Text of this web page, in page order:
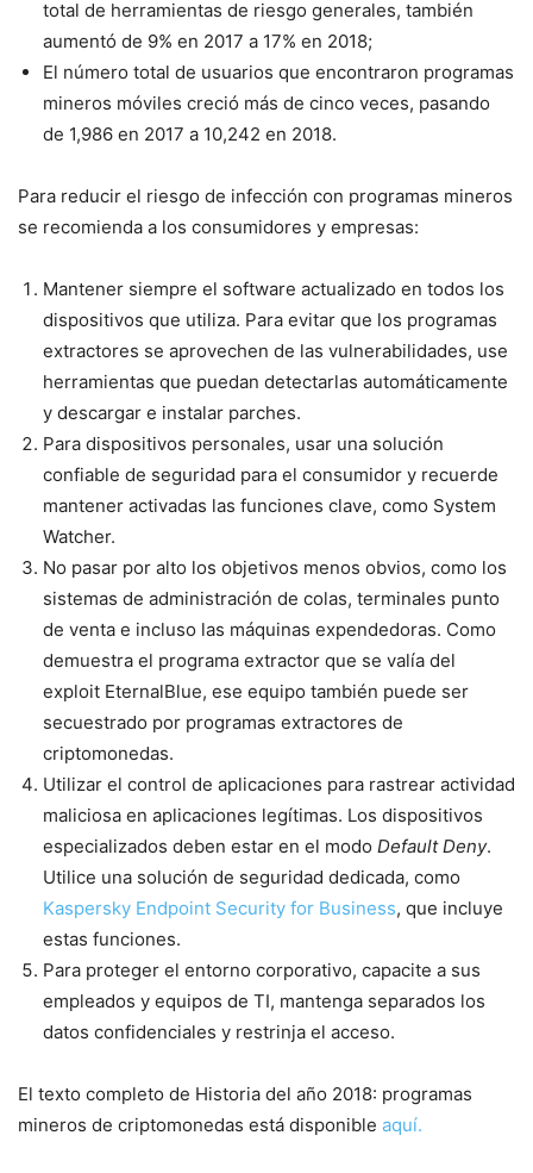
total de herramientas de riesgo generales, también
aumentó de 9% en 2017 a 17% en 2018;
El número total de usuarios que encontraron programas
mineros móviles creció más de cinco veces, pasando
de 1,986 en 2017 a 10,242 en 2018.
Para reducir el riesgo de infección con programas mineros
se recomienda a los consumidores y empresas:
Mantener siempre el software actualizado en todos los
dispositivos que utiliza. Para evitar que los programas
extractores se aprovechen de las vulnerabilidades, use
herramientas que puedan detectarlas automáticamente
y descargar e instalar parches.
Para dispositivos personales, usar una solución
confiable de seguridad para el consumidor y recuerde
mantener activadas las funciones clave, como System
Watcher.
No pasar por alto los objetivos menos obvios, como los
sistemas de administración de colas, terminales punto
de venta e incluso las máquinas expendedoras. Como
demuestra el programa extractor que se valía del
exploit EternalBlue, ese equipo también puede ser
secuestrado por programas extractores de
criptomonedas.
Utilizar el control de aplicaciones para rastrear actividad
maliciosa en aplicaciones legítimas. Los dispositivos
especializados deben estar en el modo Default Deny.
Utilice una solución de seguridad dedicada, como
Kaspersky Endpoint Security for Business, que incluye
estas funciones.
Para proteger el entorno corporativo, capacite a sus
empleados y equipos de TI, mantenga separados los
datos confidenciales y restrinja el acceso.
El texto completo de Historia del año 2018: programas
mineros de criptomonedas está disponible aquí.